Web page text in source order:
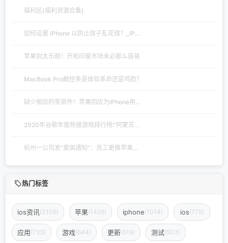
福利区(福利资源合集)
如何设置 iPhone 以防止孩子乱花钱？_iP...
苹果别太乐观！开拓印度市场未必那么容易
MacBook Pro触控条是体验革命还是鸡肋？
缺少相应的零部件！苹果回应为iPhone用...
2020年谷歌年度热搜游戏排行榜:“阿蒙苏...
杭州一公司发“爱国通知”：员工更换苹果...
热门标签
ios资讯 (3108) 苹果(1426) iphone(1014) ios(775)
应用(735) 游戏(644) 更新(519) 测试(503)